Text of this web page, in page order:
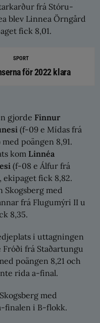
frá Stóru-
blev Linnea Örngård
fick 8,01.
SPORT
för 2022 klara
gjorde Finnur
(f-09 e Mídas frá
poängen 8,91.
kom Linnéa
(f-08 e Álfur frá
ekipaget fick 8,82.
med
frá Flugumýri II u
8,35.
i uttagningen
Fróði frá Staðartungu
poängen 8,21 och
rida a-final.
med
finalen i B-flokk.